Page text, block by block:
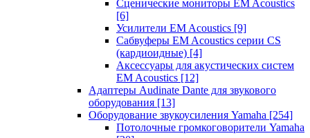
Сценические мониторы EM Acoustics
[6]
Усилители EM Acoustics [9]
Сабвуферы EM Acoustics серии CS
(кардиоидные) [4]
Аксессуары для акустических систем
EM Acoustics [12]
Адаптеры Audinate Dante для звукового
оборудования [13]
Оборудование звукоусиления Yamaha [254]
Потолочные громкоговорители Yamaha